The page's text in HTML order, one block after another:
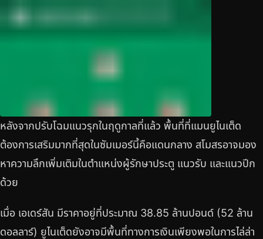
หลังจากปรับโฉมแนวรุกในฤดูกาลที่แล้ว พื้นที่ที่แมนยูไนเต็ด
ต้องการเสริมมากที่สุดในซัมเมอร์นี้คือแดนกลาง สโมสรอาจมอง
หาความลึกเพิ่มเติมในตำแหน่งผู้รักษาประตู แนวรับ และแนวปีก
ด้วย
เมื่อ เอเดร์สัน มีราคาอยู่ที่ประมาณ 38.85 ล้านปอนด์ (52 ล้าน
ดอลลาร์) ยูไนเต็ดยังอาจมีพื้นที่ทางการเงินเพียงพอในการไล่ล่า